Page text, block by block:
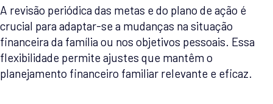
A revisão periódica das metas e do plano de ação é
crucial para adaptar-se a mudanças na situação
financeira da família ou nos objetivos pessoais. Essa
flexibilidade permite ajustes que mantêm o
planejamento financeiro familiar relevante e eficaz.